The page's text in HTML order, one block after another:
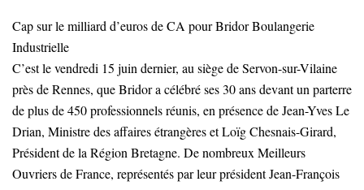
Cap sur le milliard d’euros de CA pour Bridor Boulangerie
Industrielle
C’est le vendredi 15 juin dernier, au siège de Servon-sur-Vilaine
près de Rennes, que Bridor a célébré ses 30 ans devant un parterre
de plus de 450 professionnels réunis, en présence de Jean-Yves Le
Drian, Ministre des affaires étrangères et Loïg Chesnais-Girard,
Président de la Région Bretagne. De nombreux Meilleurs
Ouvriers de France, représentés par leur président Jean-François